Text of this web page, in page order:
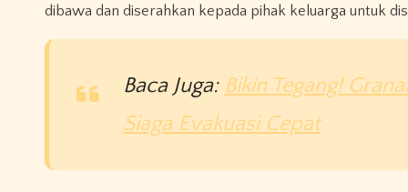
dibawa dan diserahkan kepada pihak keluarga untuk
Baca Juga: Bikin Tegang!
Siaga Evakuasi Cepat